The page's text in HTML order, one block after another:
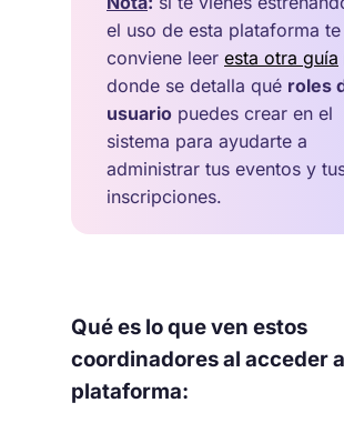
el uso de esta plataforma te
conviene leer esta otra guía
donde se detalla qué roles
usuario puedes crear en el
sistema para ayudarte a
administrar tus eventos y
inscripciones.
Qué es lo que ven estos
coordinadores al acceder
plataforma: